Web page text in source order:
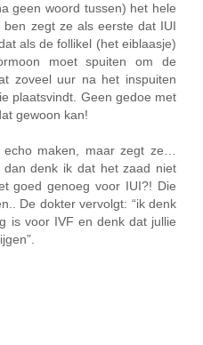
geen woord tussen) het hele
zegt ze als eerste dat IUI
als de follikel (het eiblaasje)
moet spuiten om de
zoveel uur na het inspuiten
plaatsvindt. Geen gedoe met
gewoon kan!
maken, maar zegt ze…
denk ik dat het zaad niet
goed genoeg voor IUI?! Die
De dokter vervolgt: “ik denk
is voor IVF en denk dat jullie